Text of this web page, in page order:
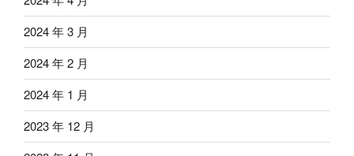
2024 年 3 月
2024 年 2 月
2024 年 1 月
2023 年 12 月